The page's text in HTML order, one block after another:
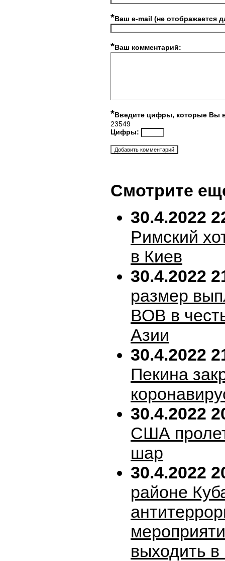
*Ваш e-mail (не отображается
*Ваш комментарий:
*Введите цифры, которые Вы
23549
Цифры:
Смотрите
30.4.2022
Римский
в Киев
30.4.2022
размер
ВОВ в
Азии
30.4.2022
Пекина
30.4.2022
США
шар
30.4.2022
районе
выходить